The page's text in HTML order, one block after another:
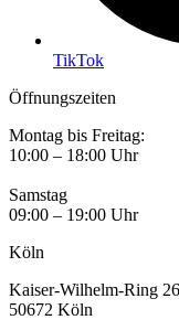
TikTok
Öffnungszeiten
Montag bis Freitag:
10:00 – 18:00 Uhr
Samstag
09:00 – 19:00 Uhr
Köln
Kaiser-Wilhelm-Ring 26
50672 Köln